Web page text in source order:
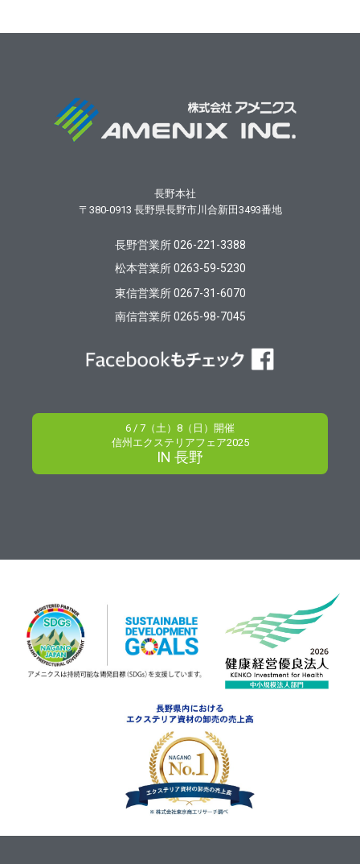
長野本社
〒380-0913 長野県長野市川合新田3493番地
長野営業所 026-221-3388
松本営業所 0263-59-5230
東信営業所 0267-31-6070
南信営業所 0265-98-7045
6 / 7（土）8（日）開催
信州エクステリアフェア2025
IN 長野